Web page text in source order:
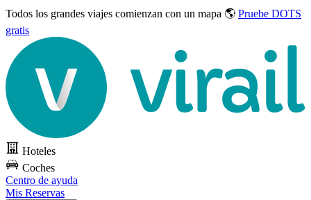
Todos los grandes viajes comienzan con un mapa 🌎 Pruebe DOTS
gratis
Hoteles
Coches
Centro de ayuda
Mis Reservas